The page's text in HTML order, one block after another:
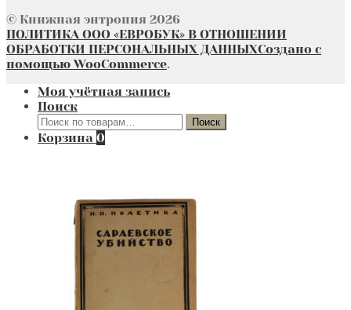
© Книжная энтропия 2026
ПОЛИТИКА ООО «ЕВРОБУК» В ОТНОШЕНИИ
ОБРАБОТКИ ПЕРСОНАЛЬНЫХ ДАННЫХСоздано с
помощью WooCommerce.
Моя учётная запись
Поиск
Искать:
Поиск
Корзина 0